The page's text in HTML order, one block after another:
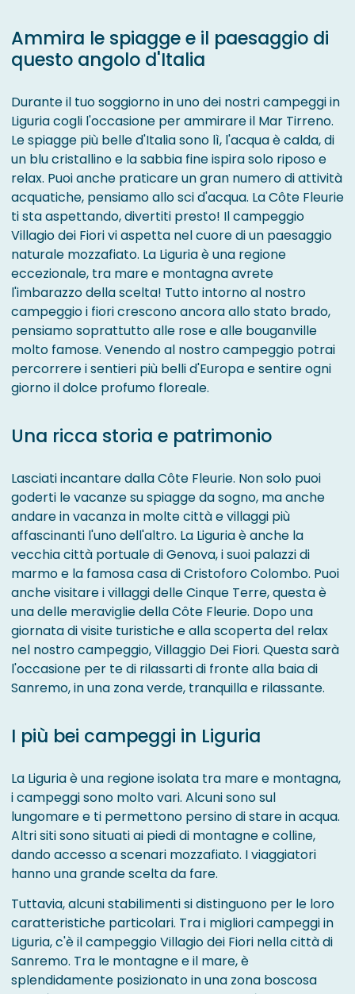
Ammira le spiagge e il paesaggio di
questo angolo d'Italia
Durante il tuo soggiorno in uno dei nostri campeggi in
Liguria cogli l'occasione per ammirare il Mar Tirreno.
Le spiagge più belle d'Italia sono lì, l'acqua è calda, di
un blu cristallino e la sabbia fine ispira solo riposo e
relax. Puoi anche praticare un gran numero di attività
acquatiche, pensiamo allo sci d'acqua. La Côte Fleurie
ti sta aspettando, divertiti presto! Il campeggio
Villagio dei Fiori vi aspetta nel cuore di un paesaggio
naturale mozzafiato. La Liguria è una regione
eccezionale, tra mare e montagna avrete
l'imbarazzo della scelta! Tutto intorno al nostro
campeggio i fiori crescono ancora allo stato brado,
pensiamo soprattutto alle rose e alle bouganville
molto famose. Venendo al nostro campeggio potrai
percorrere i sentieri più belli d'Europa e sentire ogni
giorno il dolce profumo floreale.
Una ricca storia e patrimonio
Lasciati incantare dalla Côte Fleurie. Non solo puoi
goderti le vacanze su spiagge da sogno, ma anche
andare in vacanza in molte città e villaggi più
affascinanti l'uno dell'altro. La Liguria è anche la
vecchia città portuale di Genova, i suoi palazzi di
marmo e la famosa casa di Cristoforo Colombo. Puoi
anche visitare i villaggi delle Cinque Terre, questa è
una delle meraviglie della Côte Fleurie. Dopo una
giornata di visite turistiche e alla scoperta del relax
nel nostro campeggio, Villaggio Dei Fiori. Questa sarà
l'occasione per te di rilassarti di fronte alla baia di
Sanremo, in una zona verde, tranquilla e rilassante.
I più bei campeggi in Liguria
La Liguria è una regione isolata tra mare e montagna,
i campeggi sono molto vari. Alcuni sono sul
lungomare e ti permettono persino di stare in acqua.
Altri siti sono situati ai piedi di montagne e colline,
dando accesso a scenari mozzafiato. I viaggiatori
hanno una grande scelta da fare.
Tuttavia, alcuni stabilimenti si distinguono per le loro
caratteristiche particolari. Tra i migliori campeggi in
Liguria, c'è il campeggio Villagio dei Fiori nella città di
Sanremo. Tra le montagne e il mare, è
splendidamente posizionato in una zona boscosa